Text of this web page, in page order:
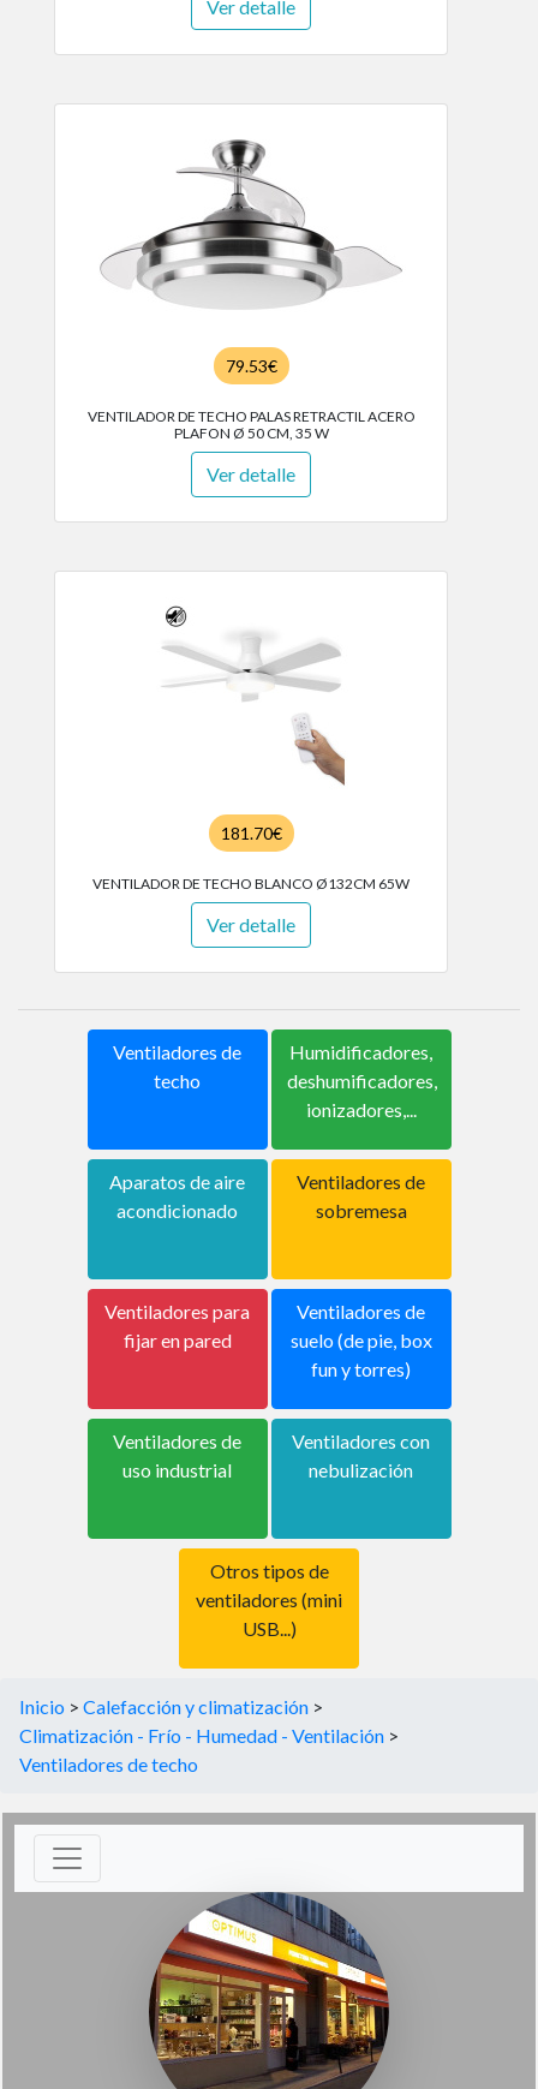
Ver detalle
79.53€
VENTILADOR DE TECHO PALAS RETRACTIL ACERO
PLAFON Ø 50 CM, 35 W
Ver detalle
181.70€
VENTILADOR DE TECHO BLANCO Ø132CM 65W
Ver detalle
Ventiladores de
techo
Humidificadores,
deshumificadores,
ionizadores,...
Aparatos de aire
acondicionado
Ventiladores de
sobremesa
Ventiladores para
fijar en pared
Ventiladores de
suelo (de pie, box
fun y torres)
Ventiladores de
uso industrial
Ventiladores con
nebulización
Otros tipos de
ventiladores (mini
USB...)
Inicio > Calefacción y climatización >
Climatización - Frío - Humedad - Ventilación >
Ventiladores de techo